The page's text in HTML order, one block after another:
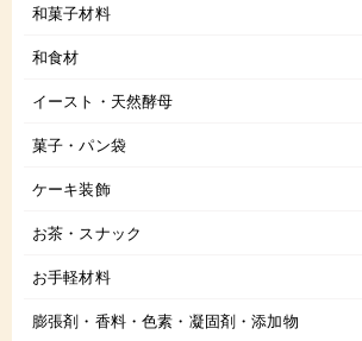
和菓子材料
和食材
イースト・天然酵母
菓子・パン袋
ケーキ装飾
お茶・スナック
お手軽材料
膨張剤・香料・色素・凝固剤・添加物